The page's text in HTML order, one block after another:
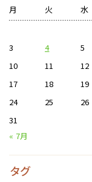
月
火 水
3
4 5
10
11 12
17
18 19
24
25 26
31
« 7月
タグ